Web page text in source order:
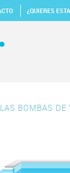
¿QUIERES
BOMBAS DE